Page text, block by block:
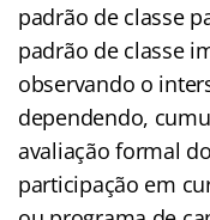
padrão de classe
padrão de classe
observando o
dependendo,
avaliação formal
participação em